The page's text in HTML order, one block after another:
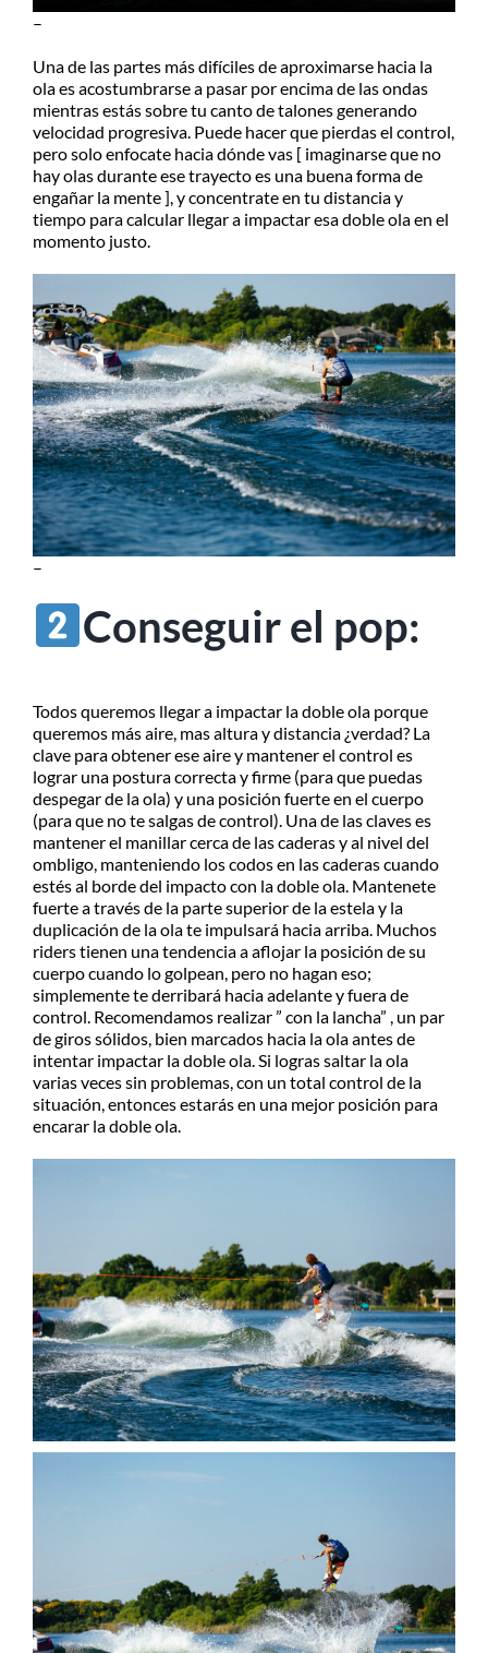
–
Una de las partes más difíciles de aproximarse hacia la
ola es acostumbrarse a pasar por encima de las ondas
mientras estás sobre tu canto de talones generando
velocidad progresiva. Puede hacer que pierdas el control,
pero solo enfocate hacia dónde vas [ imaginarse que no
hay olas durante ese trayecto es una buena forma de
engañar la mente ], y concentrate en tu distancia y
tiempo para calcular llegar a impactar esa doble ola en el
momento justo.
–
Conseguir el pop:
Todos queremos llegar a impactar la doble ola porque
queremos más aire, mas altura y distancia ¿verdad? La
clave para obtener ese aire y mantener el control es
lograr una postura correcta y firme (para que puedas
despegar de la ola) y una posición fuerte en el cuerpo
(para que no te salgas de control). Una de las claves es
mantener el manillar cerca de las caderas y al nivel del
ombligo, manteniendo los codos en las caderas cuando
estés al borde del impacto con la doble ola. Mantenete
fuerte a través de la parte superior de la estela y la
duplicación de la ola te impulsará hacia arriba. Muchos
riders tienen una tendencia a aflojar la posición de su
cuerpo cuando lo golpean, pero no hagan eso;
simplemente te derribará hacia adelante y fuera de
control. Recomendamos realizar ” con la lancha” , un par
de giros sólidos, bien marcados hacia la ola antes de
intentar impactar la doble ola. Si logras saltar la ola
varias veces sin problemas, con un total control de la
situación, entonces estarás en una mejor posición para
encarar la doble ola.